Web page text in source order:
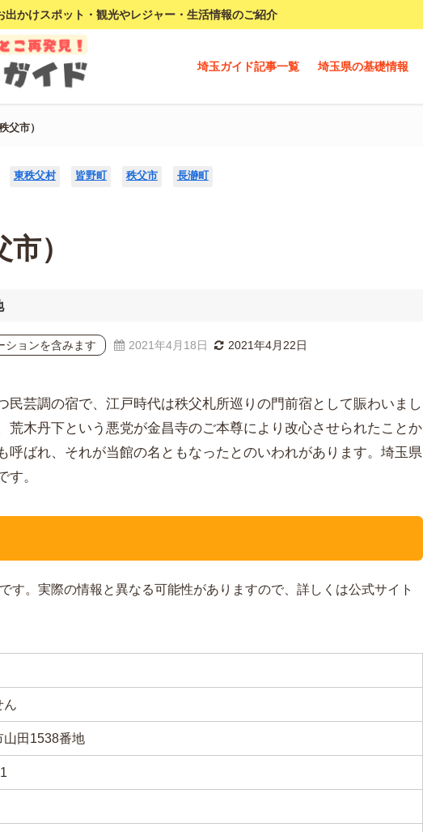
かけスポット・観光やレジャー・生活情報のご紹介
埼玉ガイド記事一覧 埼玉県の基礎情報
父市）
東秩父村 皆野町 秩父市 長瀞町
）
ションを含みます 2021年4月18日 2021年4月22日
民芸調の宿で、江戸時代は秩父札所巡りの門前宿として賑わいまし
荒木丹下という悪党が金昌寺のご本尊により改心させられたことか
呼ばれ、それが当館の名ともなったとのいわれがあります。埼玉県
す。
す。実際の情報と異なる可能性がありますので、詳しくは公式サイト
山田1538番地